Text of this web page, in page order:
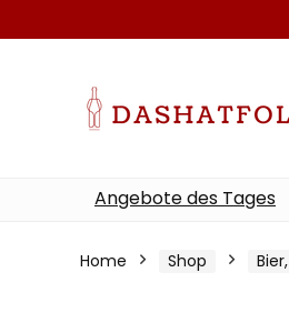
Angebote des Tages
Home Shop